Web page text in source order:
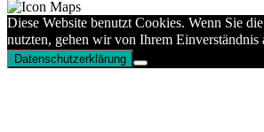
Diese Website benutzt Cookies. Wenn Sie
nutzten, gehen wir von Ihrem Einverständnis
Datenschutzerklärung